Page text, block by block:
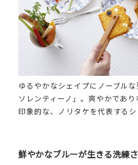
ゆるやかなシェイプにノーブル
ソレンティーノ」。爽やかであ
印象的な、ノリタケを代表するシ
鮮やかなブルーが生きる洗練